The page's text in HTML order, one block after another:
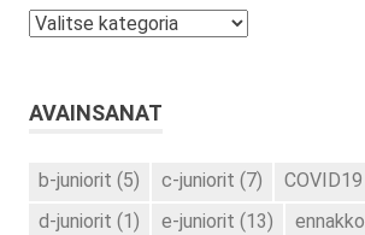
Kategoriat
AVAINSANAT
b-juniorit (5) c-juniorit (7) COVID19
d-juniorit (1) e-juniorit (13) ennakko